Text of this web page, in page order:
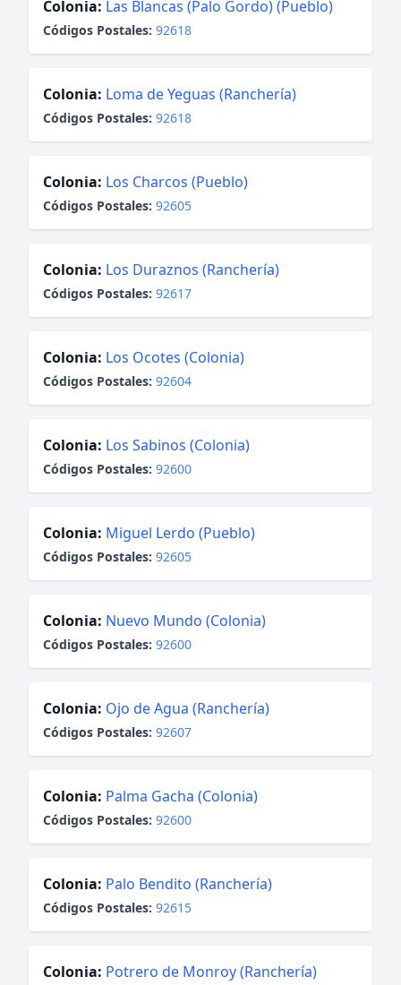
Colonia: Las Blancas (Palo Gordo) (Pueblo)
Códigos Postales: 92618
Colonia: Loma de Yeguas (Ranchería)
Códigos Postales: 92618
Colonia: Los Charcos (Pueblo)
Códigos Postales: 92605
Colonia: Los Duraznos (Ranchería)
Códigos Postales: 92617
Colonia: Los Ocotes (Colonia)
Códigos Postales: 92604
Colonia: Los Sabinos (Colonia)
Códigos Postales: 92600
Colonia: Miguel Lerdo (Pueblo)
Códigos Postales: 92605
Colonia: Nuevo Mundo (Colonia)
Códigos Postales: 92600
Colonia: Ojo de Agua (Ranchería)
Códigos Postales: 92607
Colonia: Palma Gacha (Colonia)
Códigos Postales: 92600
Colonia: Palo Bendito (Ranchería)
Códigos Postales: 92615
Colonia: Potrero de Monroy (Ranchería)